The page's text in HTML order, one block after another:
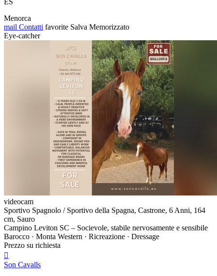
Menorca
mail Contatti favorite Salva Memorizzato
Eye-catcher
videocam
Sportivo Spagnolo / Sportivo della Spagna, Castrone, 6 Anni, 164
cm, Sauro
Campino Leviton SC – Socievole, stabile nervosamente e sensibile
Barocco · Monta Western · Ricreazione · Dressage
Prezzo su richiesta

Son Cavalls